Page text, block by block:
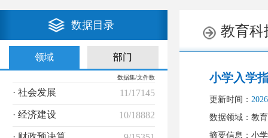
数据目录
领域 部门
数据集/文件数
· 社会发展 11/17145
· 经济建设 10/18882